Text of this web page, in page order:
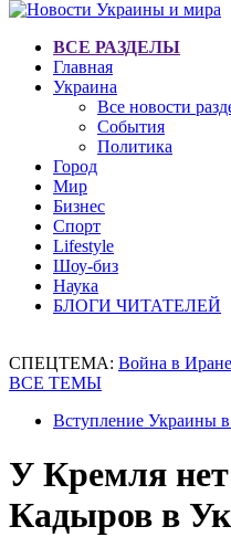
ВСЕ РАЗДЕЛЫ
Главная
Украина
Все новости
События
Политика
Город
Мир
Бизнес
Спорт
Lifestyle
Шоу-биз
Наука
БЛОГИ ЧИТАТЕЛЕЙ
СПЕЦТЕМА: Война в Иране
ВСЕ ТЕМЫ
Вступление Украины
У Кремля
Кадыров в